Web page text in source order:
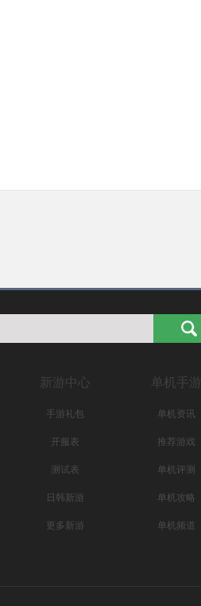
新游中心
手游礼包
开服表
测试表
日韩新游
更多新游
单机手游
单机资讯
推荐游戏
单机评测
单机攻略
单机频道